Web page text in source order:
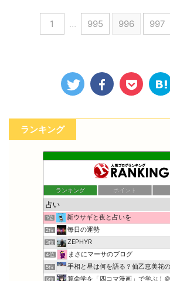
1 … 995 996 997
ランキング
ランキング ポイント
1位 新ウサギと夜と占いを
2位 毎日の運勢
3位 ZEPHYR
4位 まさにマーサのブログ
5位 手相と星は何を語る？仙乙恵美花
6位 算命学を「四コマ漫画」で学ぶ！